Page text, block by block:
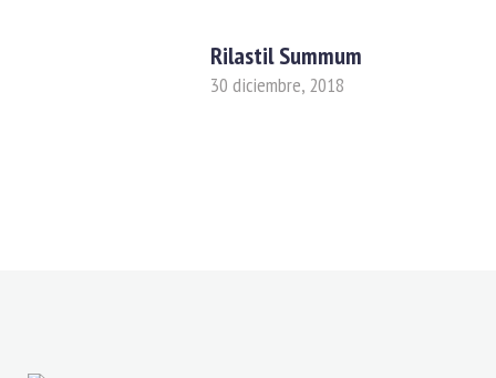
Rilastil Summum
30 diciembre, 2018